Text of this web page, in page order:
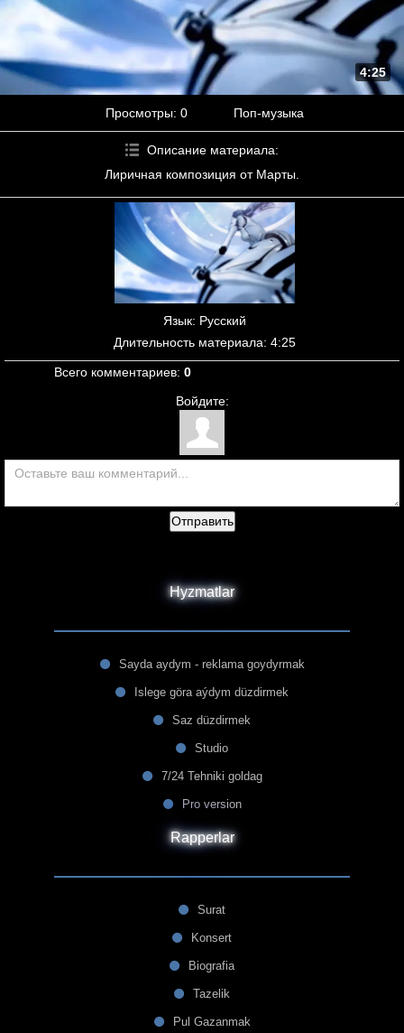
4:25
Просмотры: 0 Поп-музыка
Описание материала:
Лиричная композиция от Марты.
Язык: Русский
Длительность материала: 4:25
Всего комментариев: 0
Войдите:
Отправить
Hyzmatlar
Sayda aydym - reklama goydyrmak
Islege göra aýdym düzdirmek
Saz düzdirmek
Studio
7/24 Tehniki goldag
Pro version
Rapperlar
Surat
Konsert
Biografia
Tazelik
Pul Gazanmak